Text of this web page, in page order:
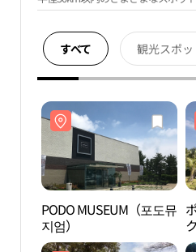
すべて 観光スポッ
PODO MUSEUM（포도뮤
지엄）